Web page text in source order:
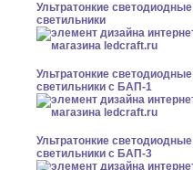
Ультратонкие светодиодные
светильники
Ультратонкие светодиодные
светильники с БАП-1
Ультратонкие светодиодные
светильники с БАП-3